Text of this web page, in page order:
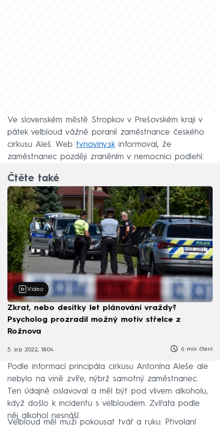
Ve slovenském městě Stropkov v Prešovském kraji v
pátek velbloud vážně poranil zaměstnance českého
cirkusu Aleš. Web tvnoviny.skinformoval, že
zaměstnanec později zraněním v nemocnici podlehl.
Čtěte také
Video
Zkrat, nebo desítky let plánování vraždy?
Psycholog prozradil možný motiv střelce z
Rožnova
5. srp 2022, 18:04 6 min čtení
Podle informací principála cirkusu Antonína Aleše ale
nebylo na vině zvíře, nýbrž samotný zaměstnanec.
Ten údajně oslavoval a měl být pod vlivem alkoholu,
když došlo k incidentu s velbloudem. Zvířata podle
něj alkohol nesnáší.
Velbloud měl muži pokousat tvář a ruku. Přivolaní